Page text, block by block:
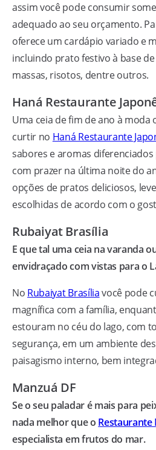
assim você pode consumir
adequado ao seu orçamento.
oferece um cardápio variado e
incluindo prato festivo à base
massas, risotos, dentre outros.
Haná Restaurante
Uma ceia de fim de ano à moda
curtir no Haná Restaurante
sabores e aromas
com prazer na última noite do
opções de pratos deliciosos,
escolhidas de acordo com o
Rubaiyat Brasília
E que tal uma ceia na varanda
envidraçado com vistas para o
No Rubaiyat Brasíliavocê pode
magnífica com a família,
estouram no céu do lago, com
segurança, em um ambiente
paisagismo interno, bem
Manzuá DF
Se o seu paladar é mais para
nada melhor que o Restaurante
especialista em frutos do mar.